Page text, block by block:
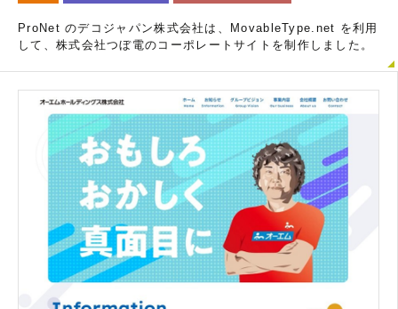
ProNet のデコジャパン株式会社は、MovableType.net を利用
して、株式会社つぼ電のコーポレートサイトを制作しました。